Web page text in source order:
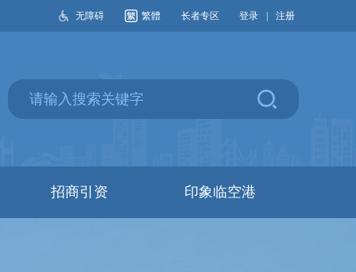
无障碍 繁體 长者专区 登录 注册
招商引资 印象临空港